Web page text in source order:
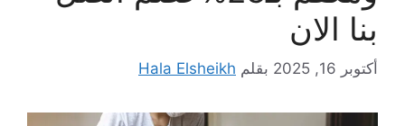
بنا الان
أكتوبر 16, 2025 بقلم Hala Elsheikh